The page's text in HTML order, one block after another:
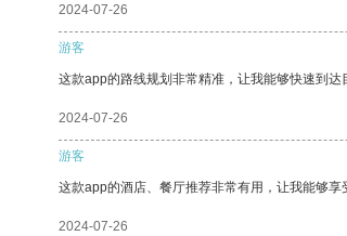
2024-07-26
游客
这款app的路线规划非常精准，让我能够快速到达
2024-07-26
游客
这款app的酒店、餐厅推荐非常有用，让我能够享
2024-07-26